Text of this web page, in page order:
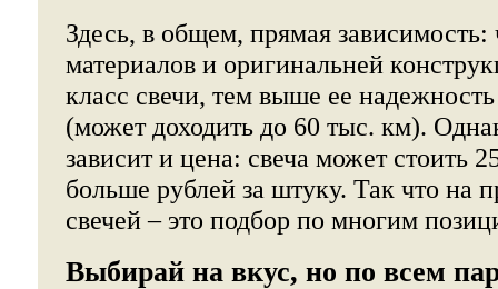
Здесь, в общем, прямая
материалов и оригинальней
класс свечи, тем выше ее
(может доходить до 60 тыс. км).
зависит и цена: свеча может стоить
больше рублей за штуку. Так что на
свечей – это подбор по многим
Выбирай на вкус, но по всем